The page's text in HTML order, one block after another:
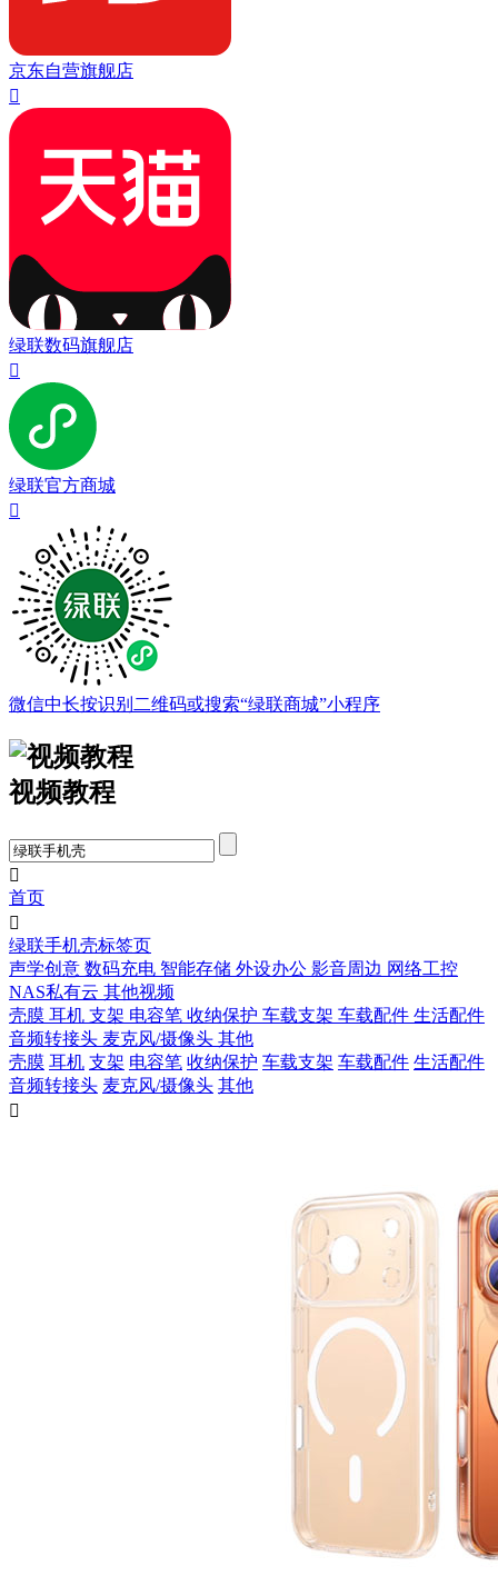
京东自营旗舰店

绿联数码旗舰店

绿联官方商城

微信中长按识别二维码或搜索“绿联商城”小程序
视频教程

首页

绿联手机壳标签页
声学创意 数码充电 智能存储 外设办公 影音周边 网络工控
NAS私有云 其他视频
壳膜 耳机 支架 电容笔 收纳保护 车载支架 车载配件 生活配件
音频转接头 麦克风/摄像头 其他
壳膜 耳机 支架 电容笔 收纳保护 车载支架 车载配件 生活配件
音频转接头 麦克风/摄像头 其他
